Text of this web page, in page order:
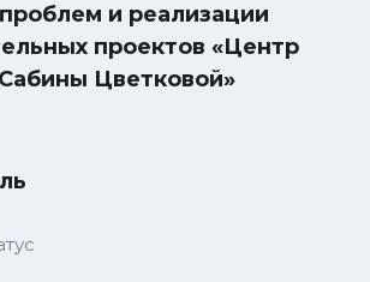
и реализации
проектов «Центр
Цветковой»